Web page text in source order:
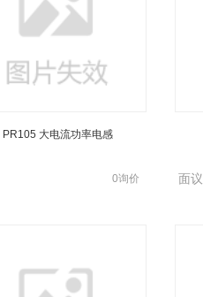
PR105 大电流功率电感
0询价 面议